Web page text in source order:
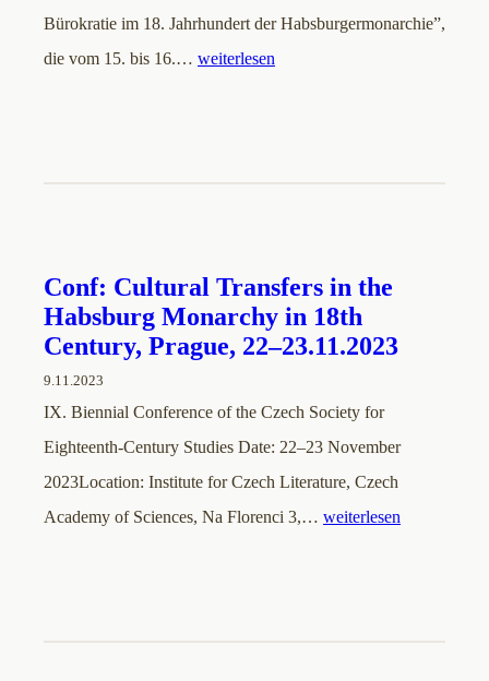
Bürokratie im 18. Jahrhundert der Habsburgermonarchie”,
die vom 15. bis 16.… weiterlesen
Conf: Cultural Transfers in the
Habsburg Monarchy in 18th
Century, Prague, 22–23.11.2023
9.11.2023
IX. Biennial Conference of the Czech Society for
Eighteenth-Century Studies Date: 22–23 November
2023Location: Institute for Czech Literature, Czech
Academy of Sciences, Na Florenci 3,… weiterlesen